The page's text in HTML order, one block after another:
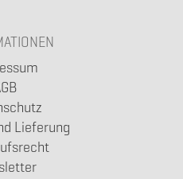
Lieferung